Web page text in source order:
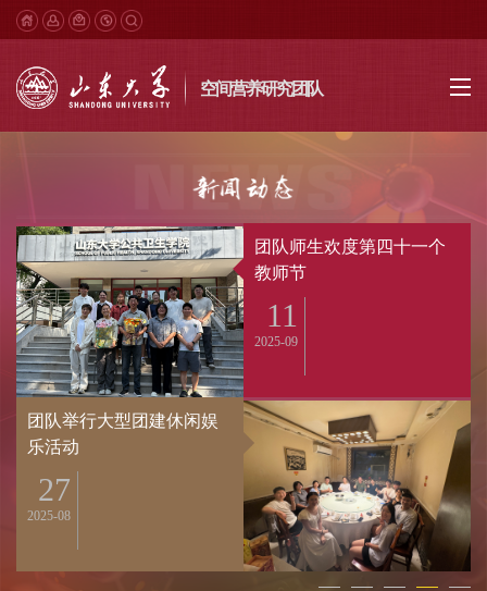
空间营养研究团队
团队在全国大学生基础医
学创...
18
2025-08
空间营养团队成功举办“山
东...
15
2025-04